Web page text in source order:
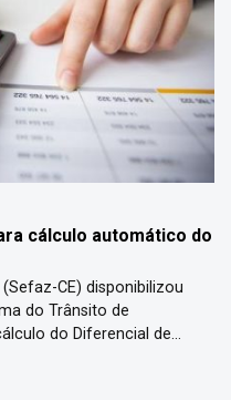
cálculo automático do
CE) disponibilizou
do Trânsito de
do Diferencial de
de Mercadorias e